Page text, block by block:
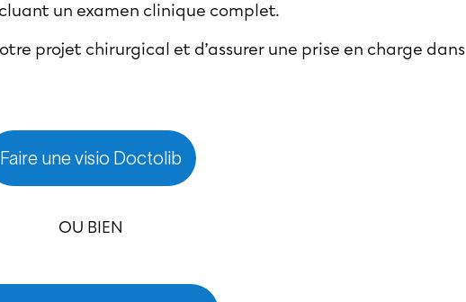
un examen clinique complet.
projet chirurgical et d’assurer une prise en charge dans
Faire une visio Doctolib
OU BIEN